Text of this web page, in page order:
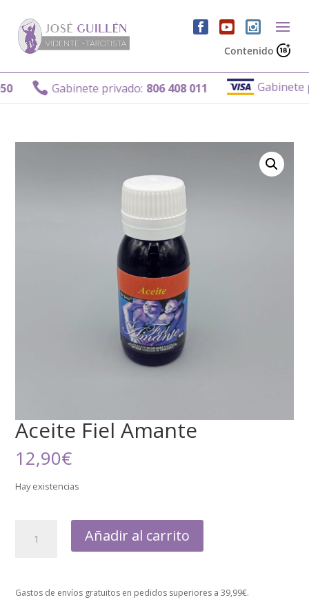
Contenido
 Gabinete privado: 806 408 011 Gabinete
Aceite Fiel Amante
12,90€
Hay existencias
Añadir al carrito
Gastos de envíos gratuitos en pedidos superiores a 39,99€.